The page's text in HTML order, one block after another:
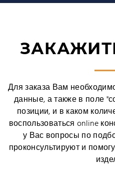
Для заказа Вам
данные, а также в поле
позиции, и в каком
воспользоваться online
у Вас вопросы по
проконсультируют и